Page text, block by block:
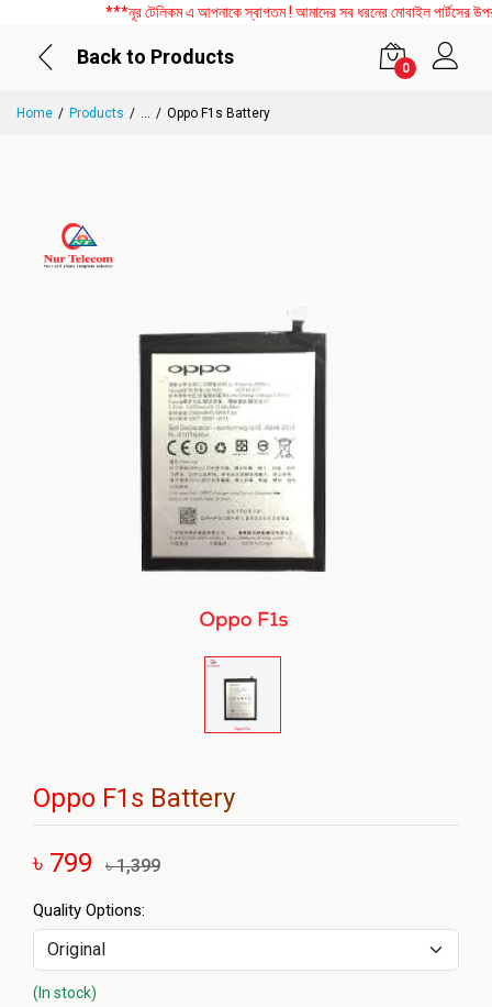
***নূর টেলিকম এ আপনাকে স্বাগতম ! আমাদের সব ধরনের মোবাইল পার্টসের
Back to Products
0
Home Products ... Oppo F1s Battery
Oppo F1s Battery
৳ 799 ৳ 1,399
Quality Options:
(In stock)